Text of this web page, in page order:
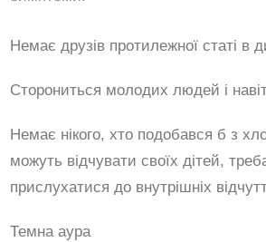
Немає друзів протилежної статі в
Сторониться молодих людей і
Немає нікого, хто подобався б з
можуть відчувати своїх дітей,
прислухатися до внутрішніх
Темна аура